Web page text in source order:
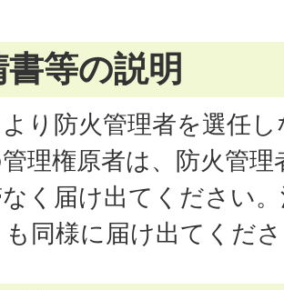
書等の説明
り防火管理者を選任
理権原者は、防火管
く届け出てください
同様に届け出てくだ